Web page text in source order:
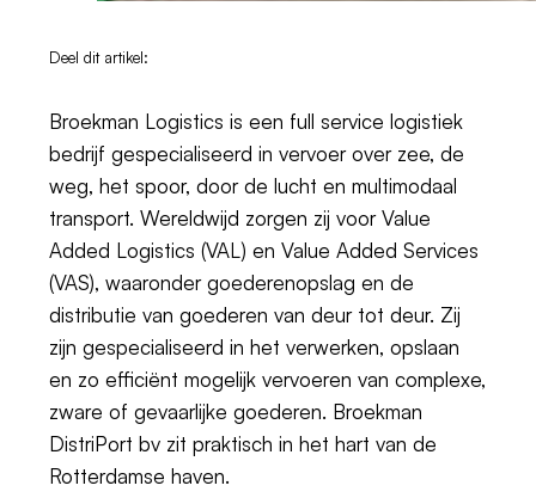
Deel dit artikel:
Broekman Logistics is een full service logistiek
bedrijf gespecialiseerd in vervoer over zee, de
weg, het spoor, door de lucht en multimodaal
transport. Wereldwijd zorgen zij voor Value
Added Logistics (VAL) en Value Added Services
(VAS), waaronder goederenopslag en de
distributie van goederen van deur tot deur. Zij
zijn gespecialiseerd in het verwerken, opslaan
en zo efficiënt mogelijk vervoeren van complexe,
zware of gevaarlijke goederen. Broekman
DistriPort bv zit praktisch in het hart van de
Rotterdamse haven.